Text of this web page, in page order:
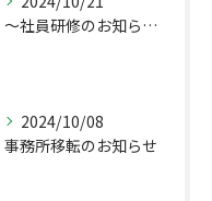
〜社員研修のお知らせ〜
2024/10/08
事務所移転のお知らせ